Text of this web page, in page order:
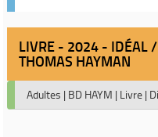
LIVRE - 2024 - IDÉAL
THOMAS HAYMAN
Adultes | BD HAYM | Livre |